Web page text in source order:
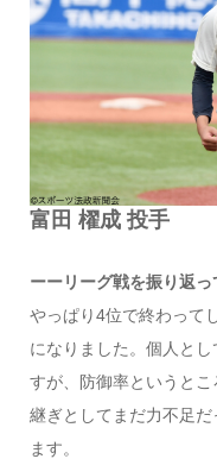
富田 櫂成 投手
ーーリーグ戦を振り返っ
やっぱり4位で終わって
になりました。個人と
すが、防御率というと
継ぎとしてまだ力不足
ます。